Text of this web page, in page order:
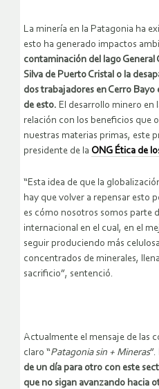
La minería en la Patagonia ha
esto ha generado impactos
contaminación del lago General
Silva de Puerto Cristal o la
dos trabajadores en Cerro Bayo
de esto. El desarrollo minero en
relación con los beneficios que
nuestras materias primas, este
presidente de la ONG Ética de
“Esta idea de que la
hay que volver a repensar esto
es cómo nosotros somos parte
internacional en el cual, en el
seguir produciendo más
concentrados de minerales,
sacrificio”, sentenció.
Actualmente el mensaje de las
claro “Patagonia sin + Mineras”.
de un día para otro con este
que no sigan avanzando hacia